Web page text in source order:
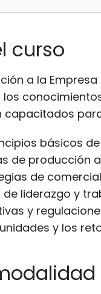
curso
a la
capacitados
básicos
de producción
de
liderazgo y
y
y los